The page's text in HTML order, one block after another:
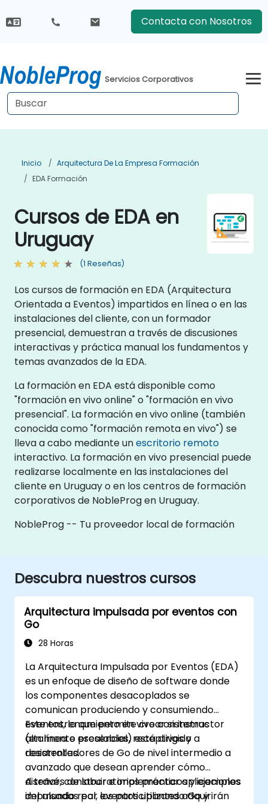
Contacta con Nosotros
Servicios Corporativos
Inicio
Arquitectura De La Empresa Formación
EDA Formación
Cursos de EDA en
Uruguay
(1 Reseñas)
Los cursos de formación en EDA (Arquitectura
Orientada a Eventos) impartidos en línea o en las
instalaciones del cliente, con un formador
presencial, demuestran a través de discusiones
interactivas y práctica manual los fundamentos y
temas avanzados de la EDA.
La formación en EDA está disponible como
"formación en vivo online" o "formación en vivo
presencial". La formación en vivo online (también
conocida como "formación remota en vivo") se
lleva a cabo mediante unescritorio remoto
interactivo. La formación en vivo presencial puede
realizarse localmente en las instalaciones del
cliente en Uruguay o en los centros de formación
corporativos de NobleProg en Uruguay.
NobleProg -- Tu proveedor local de formación
Descubra nuestros cursos
Arquitectura impulsada por eventos con
Go
28 Horas
La Arquitectura Impulsada por Eventos (EDA)
es un enfoque de diseño de software donde
los componentes desacoplados se
comunican produciendo y consumiendo
eventos, lo que permite crear sistemas
altamente escalables, receptivos y
resistentes.
Este entrenamiento en vivo con instructor
(en línea o presencial) está dirigido a
desarrolladores de Go de nivel intermedio a
avanzado que desean aprender cómo
diseñar, construir e implementar aplicaciones
impulsadas por eventos utilizando Go y
A través de laboratorios prácticos y ejemplos
del mundo real, los participantes adquirirán